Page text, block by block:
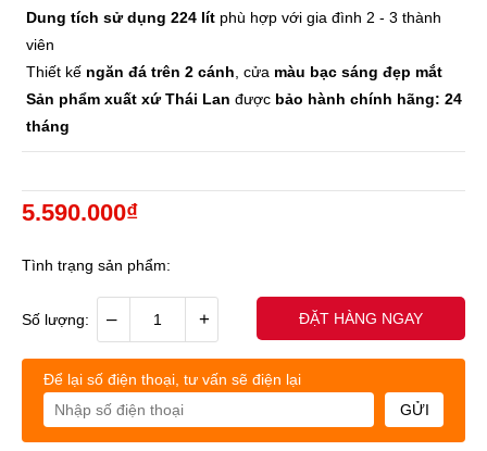
Dung tích sử dụng 224 lít phù hợp với gia đình 2 - 3 thành
viên
Thiết kế ngăn đá trên 2 cánh , cửa màu bạc sáng đẹp mắt
Sản phẩm xuất xứ Thái Lan được bảo hành chính hãng: 24
tháng
5.590.000₫
Tình trạng sản phẩm:
Số lượng: – + ĐẶT HÀNG NGAY
Để lại số điện thoại, tư vấn sẽ điện lại
GỬI